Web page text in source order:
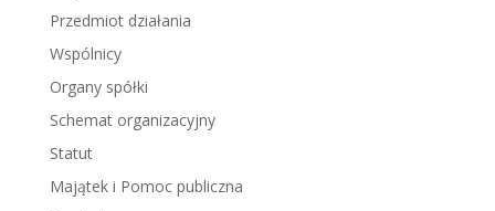
Przedmiot działania
Wspólnicy
Organy spółki
Schemat organizacyjny
Statut
Majątek i Pomoc publiczna